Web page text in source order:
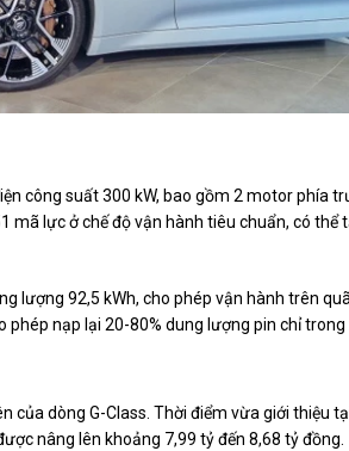
công suất 300 kW, bao gồm 2 motor phía
lực ở chế độ vận hành tiêu chuẩn, có thể
lượng 92,5 kWh, cho phép vận hành trên
phép nạp lại 20-80% dung lượng pin chỉ
của dòng G-Class. Thời điểm vừa giới thiệu
nâng lên khoảng 7,99 tỷ đến 8,68 tỷ đồng.